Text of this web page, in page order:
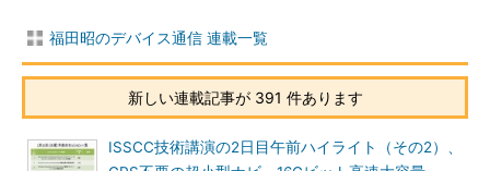
福田昭のデバイス通信 連載一覧
新しい連載記事が 391 件あります
ISSCC技術講演の2日目午前ハイライト（その2）、